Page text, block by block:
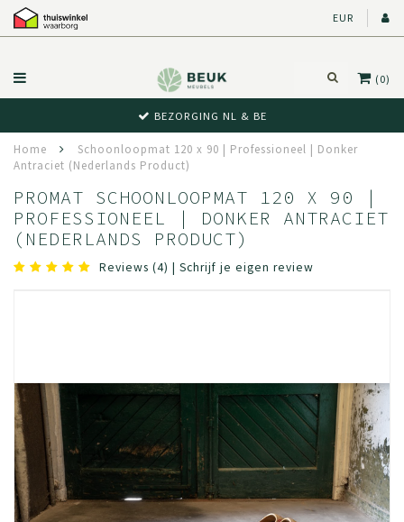
EUR
(0)
Home
Schoonloopmat 120 x 90 | Professioneel | Donker
Antraciet (Nederlands Product)
PROMAT SCHOONLOOPMAT 120 X 90 |
PROFESSIONEEL | DONKER ANTRACIET
(NEDERLANDS PRODUCT)
Reviews (4) | Schrijf je eigen review